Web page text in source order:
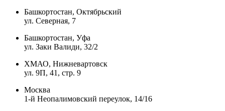
Башкортостан, Октябрьский
ул. Северная, 7
Башкортостан, Уфа
ул. Заки Валиди, 32/2
ХМАО, Нижневартовск
ул. 9П, 41, стр. 9
Москва
1-й Неопалимовский переулок, 14/16